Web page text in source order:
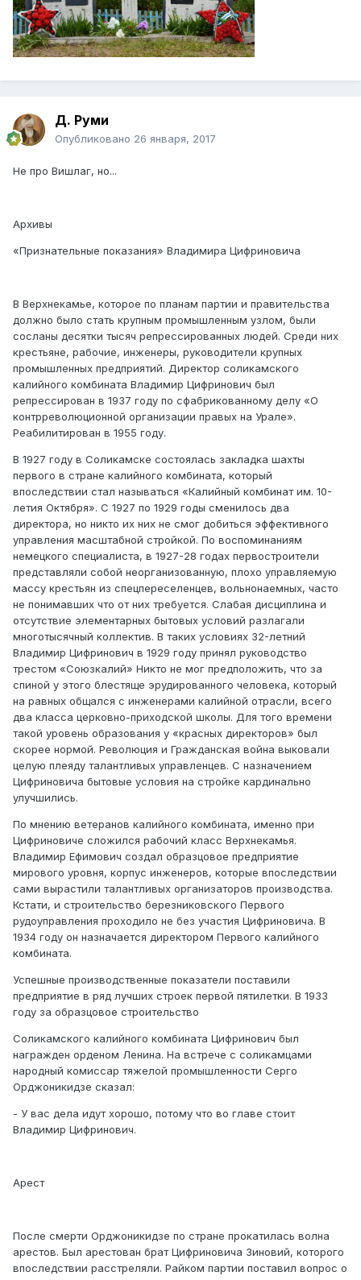
Д. Руми
Опубликовано 26 января, 2017
Не про Вишлаг, но...
Архивы
«Признательные показания» Владимира Цифриновича
В Верхнекамье, которое по планам партии и правительства
должно было стать крупным промышленным узлом, были
сосланы десятки тысяч репрессированных людей. Среди них
крестьяне, рабочие, инженеры, руководители крупных
промышленных предприятий. Директор соликамского
калийного комбината Владимир Цифринович был
репрессирован в 1937 году по сфабрикованному делу «О
контрреволюционной организации правых на Урале».
Реабилитирован в 1955 году.
В 1927 году в Соликамске состоялась закладка шахты
первого в стране калийного комбината, который
впоследствии стал называться «Калийный комбинат им. 10-
летия Октября». С 1927 по 1929 годы сменилось два
директора, но никто их них не смог добиться эффективного
управления масштабной стройкой. По воспоминаниям
немецкого специалиста, в 1927-28 годах первостроители
представляли собой неорганизованную, плохо управляемую
массу крестьян из спецпереселенцев, вольнонаемных, часто
не понимавших что от них требуется. Слабая дисциплина и
отсутствие элементарных бытовых условий разлагали
многотысячный коллектив. В таких условиях 32-летний
Владимир Цифринович в 1929 году принял руководство
трестом «Союзкалий» Никто не мог предположить, что за
спиной у этого блестяще эрудированного человека, который
на равных общался с инженерами калийной отрасли, всего
два класса церковно-приходской школы. Для того времени
такой уровень образования у «красных директоров» был
скорее нормой. Революция и Гражданская война выковали
целую плеяду талантливых управленцев. С назначением
Цифриновича бытовые условия на стройке кардинально
улучшились.
По мнению ветеранов калийного комбината, именно при
Цифриновиче сложился рабочий класс Верхнекамья.
Владимир Ефимович создал образцовое предприятие
мирового уровня, корпус инженеров, которые впоследствии
сами вырастили талантливых организаторов производства.
Кстати, и строительство березниковского Первого
рудоуправления проходило не без участия Цифриновича. В
1934 году он назначается директором Первого калийного
комбината.
Успешные производственные показатели поставили
предприятие в ряд лучших строек первой пятилетки. В 1933
году за образцовое строительство
Соликамского калийного комбината Цифринович был
награжден орденом Ленина. На встрече с соликамцами
народный комиссар тяжелой промышленности Серго
Орджоникидзе сказал:
- У вас дела идут хорошо, потому что во главе стоит
Владимир Цифринович.
Арест
После смерти Орджоникидзе по стране прокатилась волна
арестов. Был арестован брат Цифриновича Зиновий, которого
впоследствии расстреляли. Райком партии поставил вопрос о